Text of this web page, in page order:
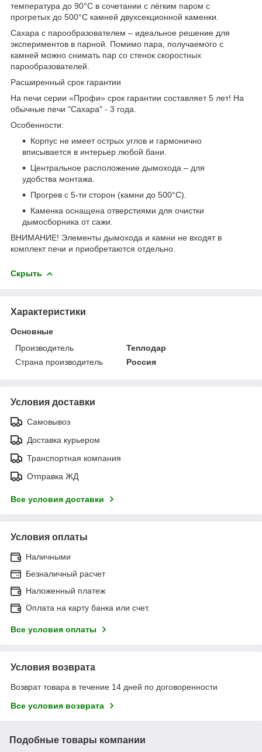
температура до 90°С в сочетании с лёгким паром с
прогретых до 500°С камней двухсекционной каменки.
Сахара с парообразователем – идеальное решение для
экспериментов в парной. Помимо пара, получаемого с
камней можно снимать пар со стенок скоростных
парообразователей.
Расширенный срок гарантии
На печи серии «Профи» срок гарантии составляет 5 лет! На
обычные печи "Сахара" - 3 года.
Особенности:
Корпус не имеет острых углов и гармонично
вписывается в интерьер любой бани.
Центральное расположение дымохода – для
удобства монтажа.
Прогрев с 5-ти сторон (камни до 500°С).
Каменка оснащена отверстиями для очистки
дымосборника от сажи.
ВНИМАНИЕ! Элементы дымохода и камни не входят в
комплект печи и приобретаются отдельно.
Скрыть
Характеристики
Основные
Производитель
Теплодар
Страна производитель
Россия
Условия доставки
Самовывоз
Доставка курьером
Транспортная компания
Отправка ЖД
Все условия доставки
Условия оплаты
Наличными
Безналичный расчет
Наложенный платеж
Оплата на карту банка или счет.
Все условия оплаты
Условия возврата
Возврат товара в течение 14 дней по договоренности
Все условия возврата
Подобные товары компании